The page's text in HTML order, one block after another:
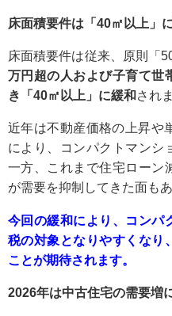
床面積要件は「40㎡以上」
床面積要件は従来、原則「
万円超の人および子育て世
き「40㎡以上」に緩和 され
近年は不動産価格の上昇や
により、コンパクトマンシ
一方、これまで住宅ローン
が需要を抑制してきた面もあ
今回の緩和により、コンパ
税の対象となりやすくなり
ことが期待されます。
2026年は中古住宅の需要増